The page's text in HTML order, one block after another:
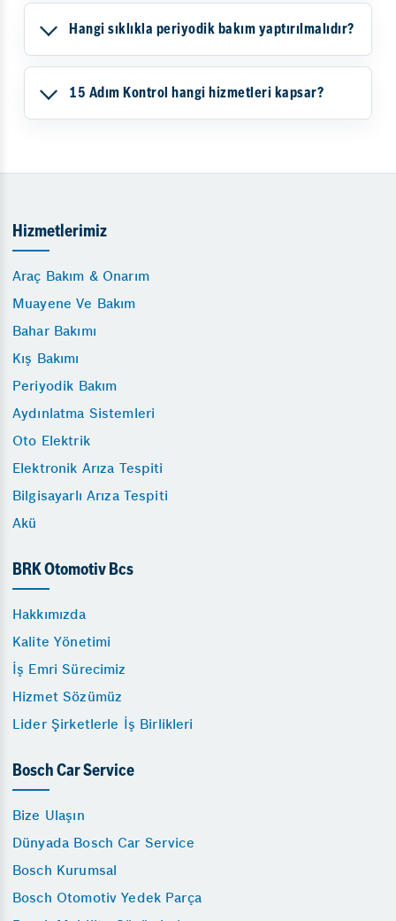
Hangi sıklıkla periyodik bakım yaptırılmalıdır?
15 Adım Kontrol hangi hizmetleri kapsar?
Hizmetlerimiz
Araç Bakım & Onarım
Muayene Ve Bakım
Bahar Bakımı
Kış Bakımı
Periyodik Bakım
Aydınlatma Sistemleri
Oto Elektrik
Elektronik Arıza Tespiti
Bilgisayarlı Arıza Tespiti
Akü
BRK Otomotiv Bcs
Hakkımızda
Kalite Yönetimi
İş Emri Sürecimiz
Hizmet Sözümüz
Lider Şirketlerle İş Birlikleri
Bosch Car Service
Bize Ulaşın
Dünyada Bosch Car Service
Bosch Kurumsal
Bosch Otomotiv Yedek Parça